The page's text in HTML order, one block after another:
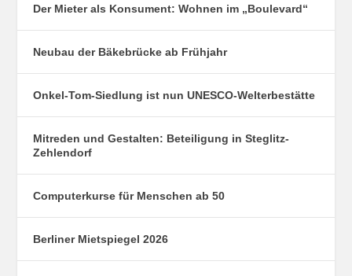
Der Mieter als Konsument: Wohnen im „Boulevard“
Neubau der Bäkebrücke ab Frühjahr
Onkel-Tom-Siedlung ist nun UNESCO-Welterbestätte
Mitreden und Gestalten: Beteiligung in Steglitz-
Zehlendorf
Computerkurse für Menschen ab 50
Berliner Mietspiegel 2026